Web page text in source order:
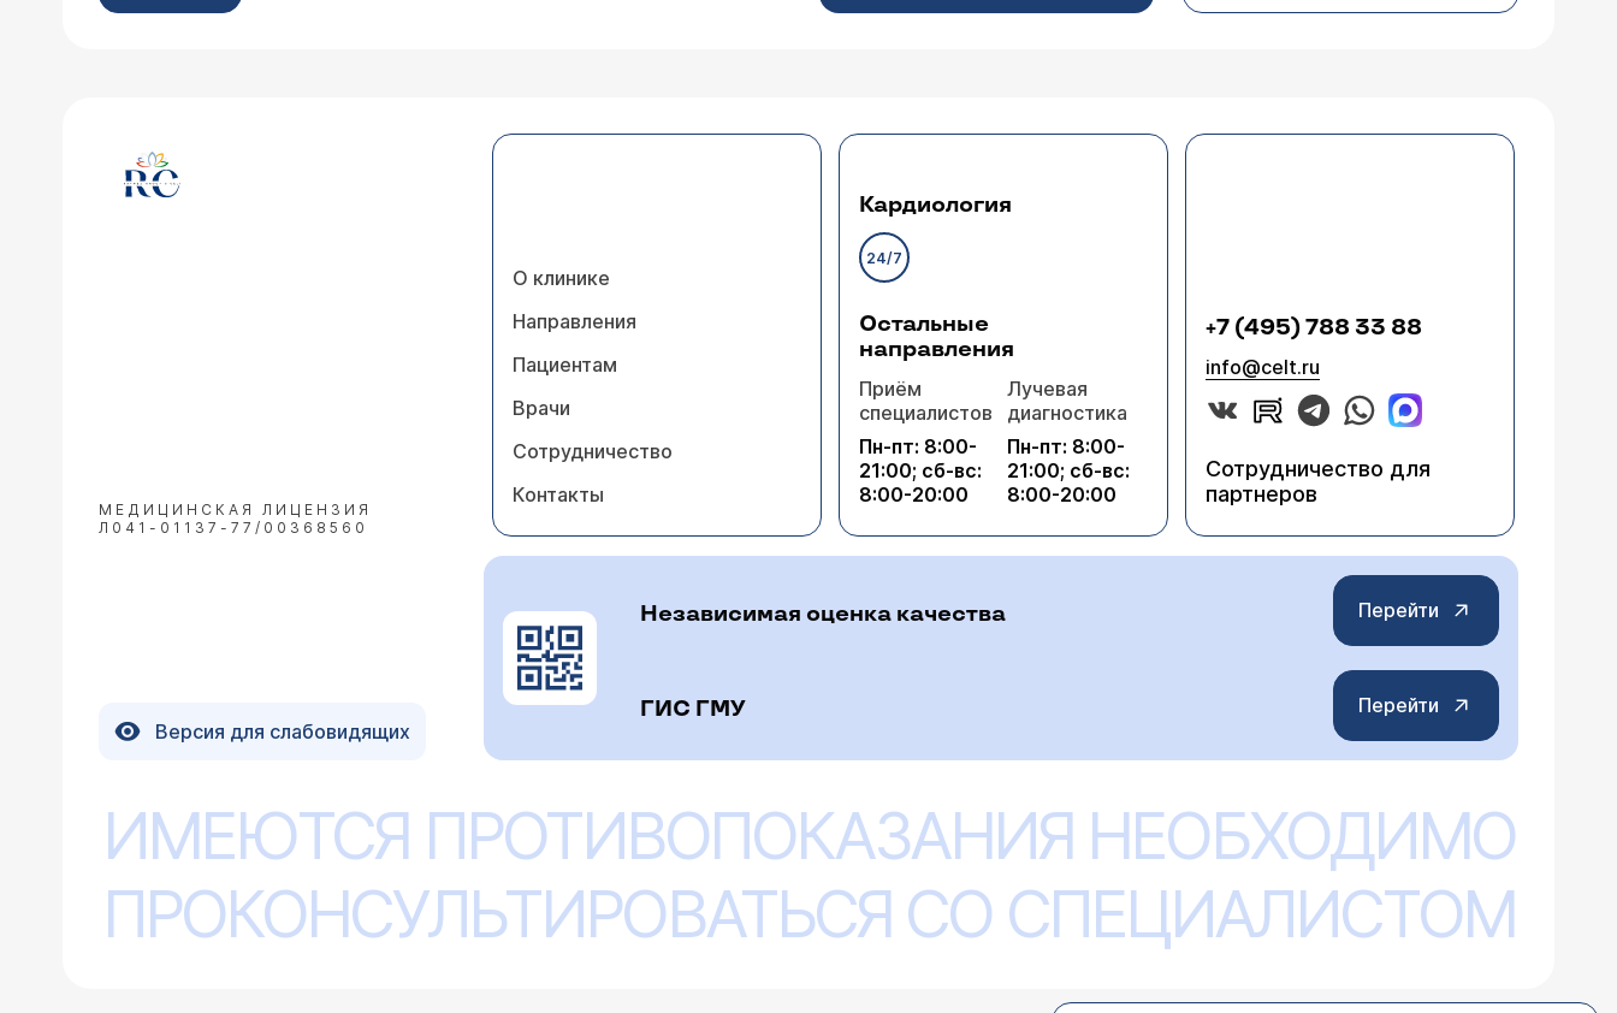
МЕДИЦИНСКАЯ ЛИЦЕНЗИЯ
Л041-01137-77/00368560
О клинике
Направления
Пациентам
Врачи
Сотрудничество
Контакты
Кардиология
24/7
Остальные
направления
Приём
специалистов
Пн-пт: 8:00-
21:00; сб-вс:
8:00-20:00
Лучевая
диагностика
Пн-пт: 8:00-
21:00; сб-вс:
8:00-20:00
+7 (495) 788 33 88
info@celt.ru
Сотрудничество для
партнеров
Версия для слабовидящих
Независимая оценка качества Перейти
ГИС ГМУ Перейти
ИМЕЮТСЯ ПРОТИВОПОКАЗАНИЯ НЕОБХОДИМО
ПРОКОНСУЛЬТИРОВАТЬСЯ СО СПЕЦИАЛИСТОМ